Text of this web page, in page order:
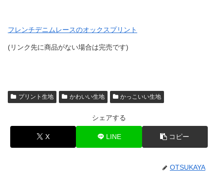
フレンチデニムレースのオックスプリント
(リンク先に商品がない場合は完売です)
プリント生地 かわいい生地 かっこいい生地
シェアする
X LINE コピー
OTSUKAYA